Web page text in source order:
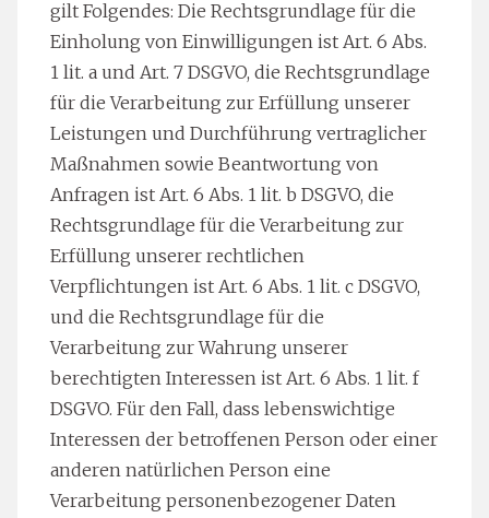
gilt Folgendes: Die Rechtsgrundlage für die
Einholung von Einwilligungen ist Art. 6 Abs.
1 lit. a und Art. 7 DSGVO, die Rechtsgrundlage
für die Verarbeitung zur Erfüllung unserer
Leistungen und Durchführung vertraglicher
Maßnahmen sowie Beantwortung von
Anfragen ist Art. 6 Abs. 1 lit. b DSGVO, die
Rechtsgrundlage für die Verarbeitung zur
Erfüllung unserer rechtlichen
Verpflichtungen ist Art. 6 Abs. 1 lit. c DSGVO,
und die Rechtsgrundlage für die
Verarbeitung zur Wahrung unserer
berechtigten Interessen ist Art. 6 Abs. 1 lit. f
DSGVO. Für den Fall, dass lebenswichtige
Interessen der betroffenen Person oder einer
anderen natürlichen Person eine
Verarbeitung personenbezogener Daten